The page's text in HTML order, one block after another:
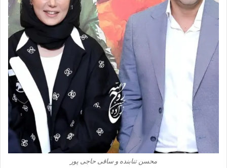
محسن تنابنده و ساقی حاجی‌ پور